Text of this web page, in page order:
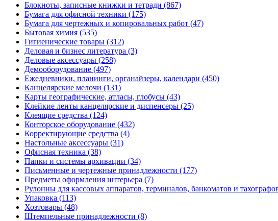
Блокноты, записные книжки и тетради (867)
Бумага для офисной техники (175)
Бумага для чертежных и копировальных работ (47)
Бытовая химия (535)
Гигиенические товары (312)
Деловая и бизнес литература (3)
Деловые аксессуары (258)
Демооборудование (497)
Ежедневники, планинги, органайзеры, календари (450)
Канцелярские мелочи (131)
Карты географические, атласы, глобусы (43)
Клейкие ленты канцелярские и диспенсеры (25)
Клеящие средства (124)
Конторское оборудование (432)
Корректирующие средства (4)
Настольные аксессуары (31)
Офисная техника (38)
Папки и системы архивации (34)
Письменные и чертежные принадлежности (177)
Предметы оформления интерьера (7)
Рулонны для кассовых аппаратов, терминалов, банкоматов и
Упаковка (113)
Хозтовары (48)
Штемпельные принадлежности (8)